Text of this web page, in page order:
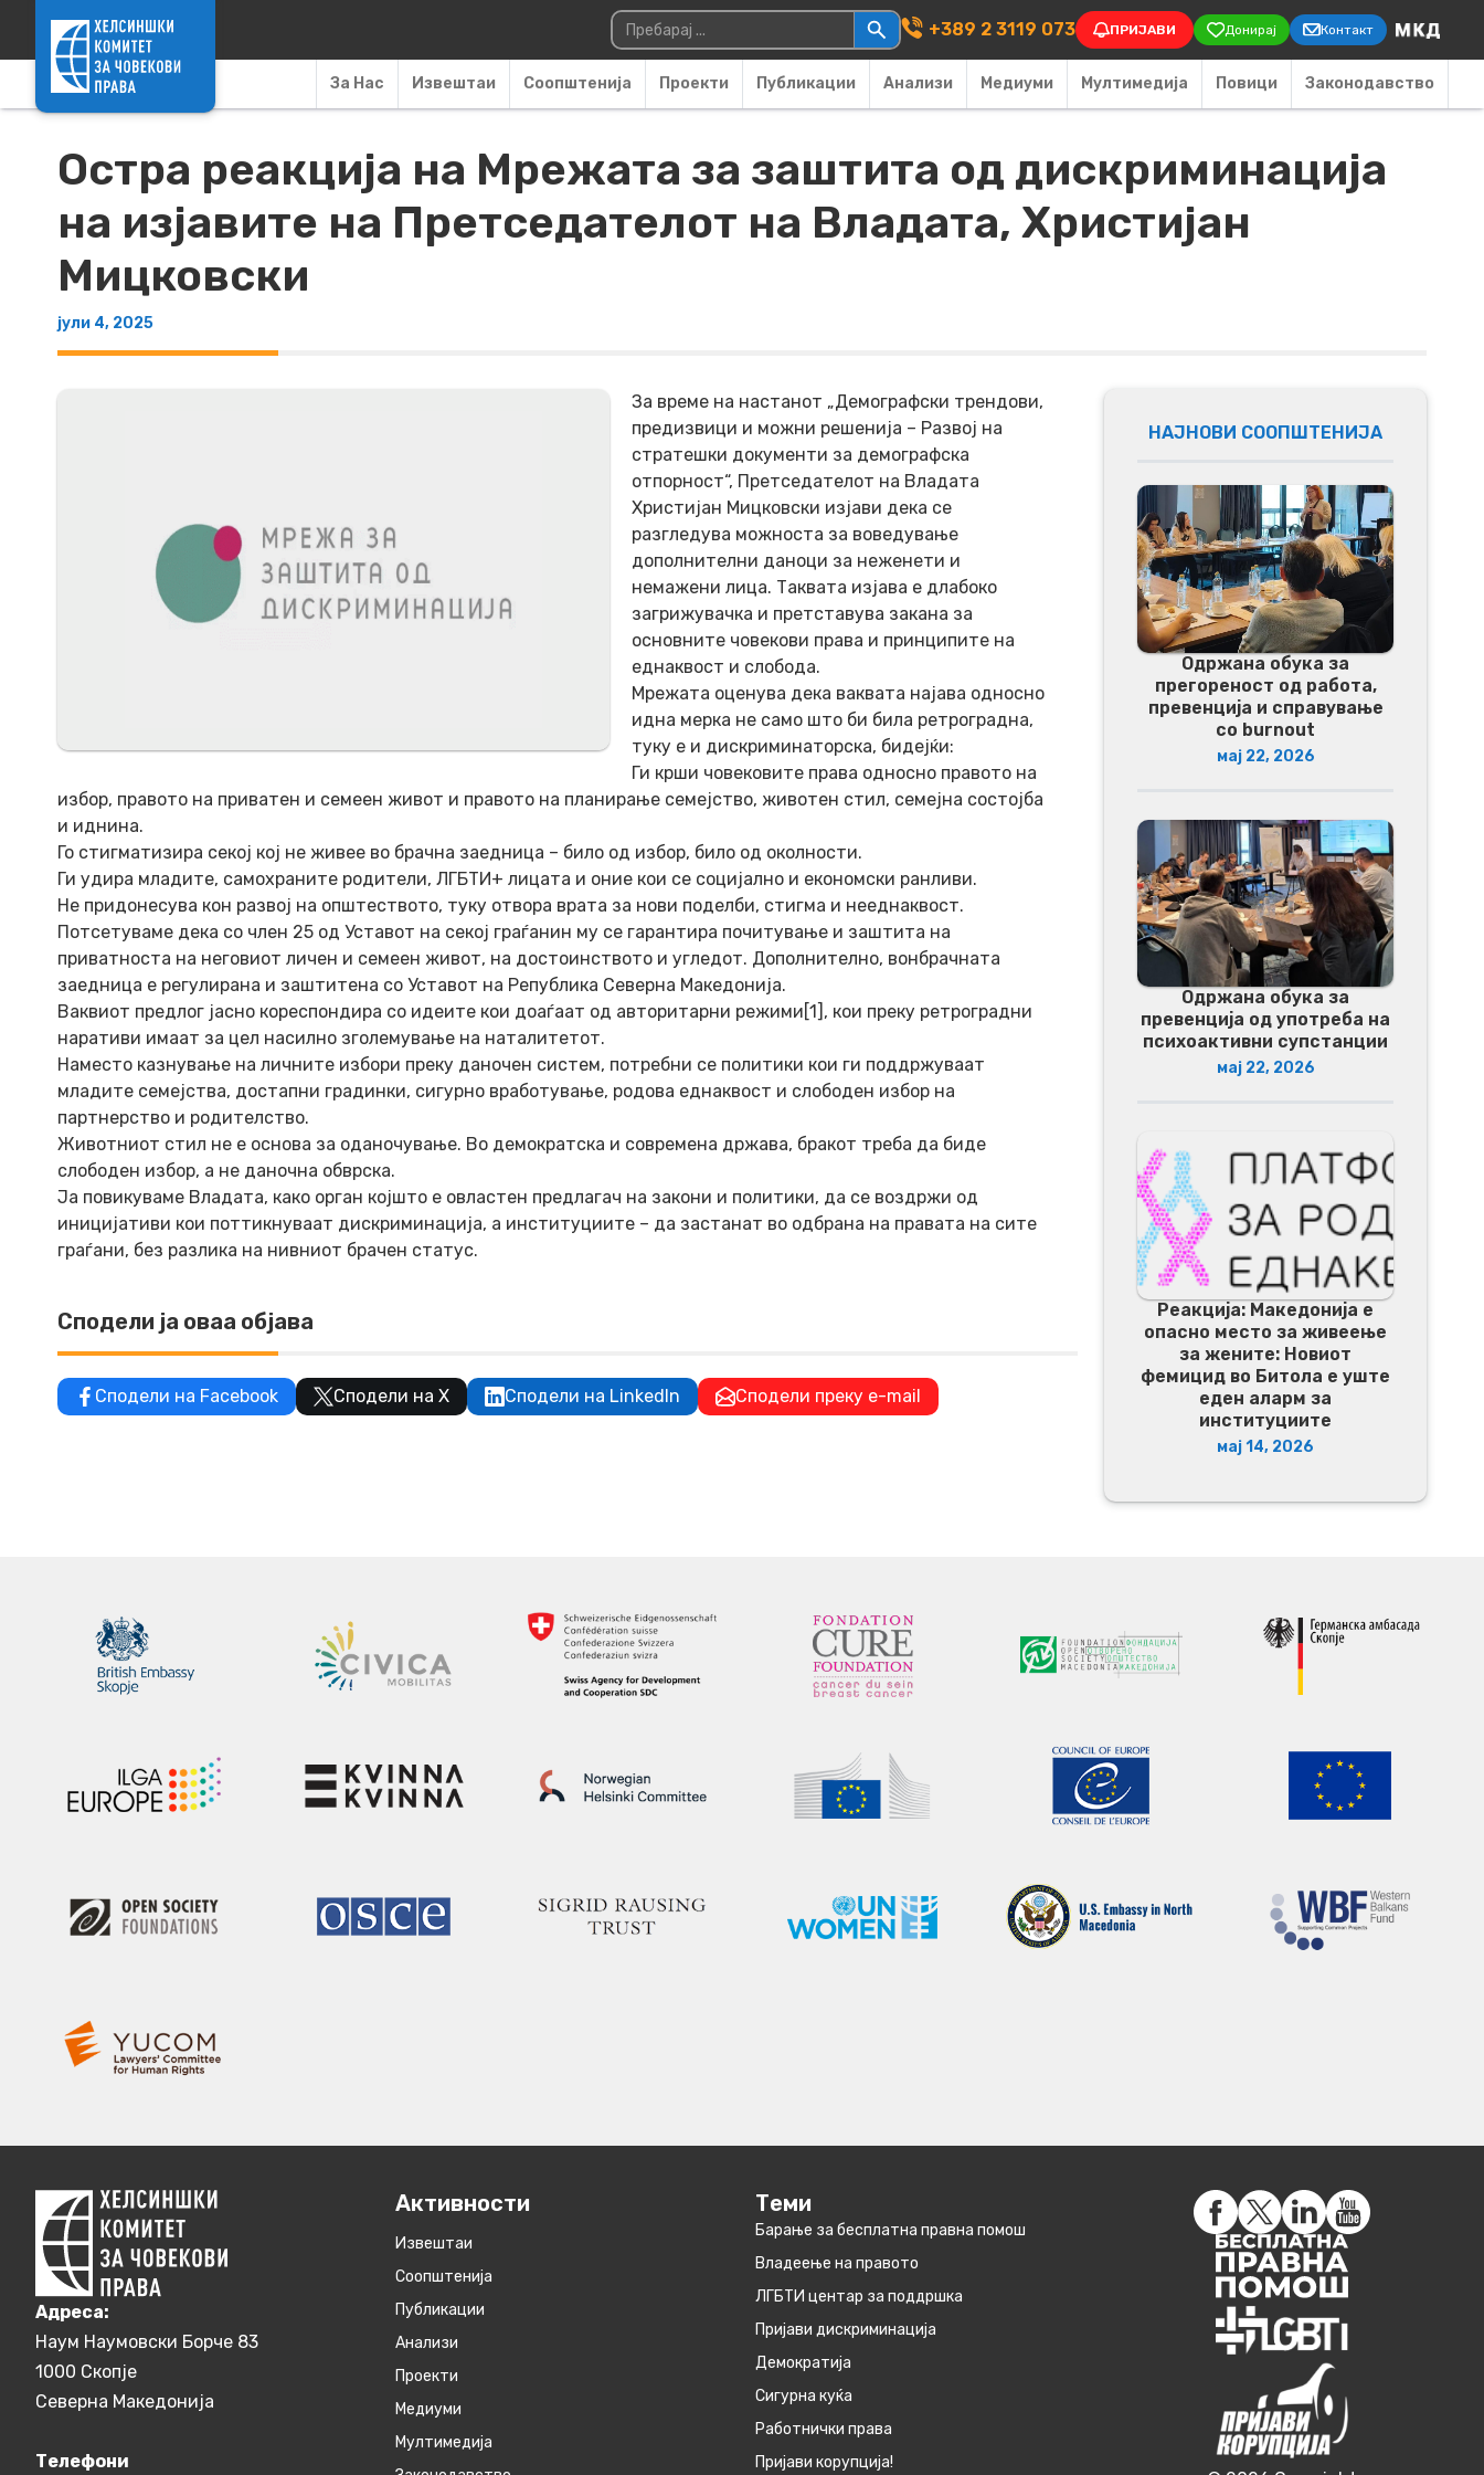
Main Navigation
Пребарувај за: +389 2 3119 073 ПРИЈАВИ Донирај Контакт
За Нас Извештаи Соопштенија Проекти Публикации Анализи Медиуми Мултимедија Повици Законодавство
Остра реакција на Мрежата за заштита од дискриминација
на изјавите на Претседателот на Владата, Христијан
Мицковски
јули 4, 2025
За време на настанот „Демографски трендови,
предизвици и можни решенија – Развој на
стратешки документи за демографска
отпорност“, Претседателот на Владата
Христијан Мицковски изјави дека се
разгледува можноста за воведување
дополнителни даноци за неженети и
немажени лица. Таквата изјава е длабоко
загрижувачка и претставува закана за
основните човекови права и принципите на
еднаквост и слобода.
Мрежата оценува дека ваквата најава односно
идна мерка не само што би била ретроградна,
туку е и дискриминаторска, бидејќи:
Ги крши човековите права односно правото на
избор, правото на приватен и семеен живот и правото на планирање семејство, животен стил, семејна состојба
и иднина.
Го стигматизира секој кој не живее во брачна заедница – било од избор, било од околности.
Ги удира младите, самохраните родители, ЛГБТИ+ лицата и оние кои се социјално и економски ранливи.
Не придонесува кон развој на општеството, туку отвора врата за нови поделби, стигма и нееднаквост.
Потсетуваме дека со член 25 од Уставот на секој граѓанин му се гарантира почитување и заштита на
приватноста на неговиот личен и семеен живот, на достоинството и угледот. Дополнително, вонбрачната
заедница е регулирана и заштитена со Уставот на Република Северна Македонија.
Ваквиот предлог јасно кореспондира со идеите кои доаѓаат од авторитарни режими[1], кои преку ретроградни
наративи имаат за цел насилно зголемување на наталитетот.
Наместо казнување на личните избори преку даночен систем, потребни се политики кои ги поддржуваат
младите семејства, достапни градинки, сигурно вработување, родова еднаквост и слободен избор на
партнерство и родителство.
Животниот стил не е основа за оданочување. Во демократска и современа држава, бракот треба да биде
слободен избор, а не даночна обврска.
Ја повикуваме Владата, како орган којшто е овластен предлагач на закони и политики, да се воздржи од
иницијативи кои поттикнуваат дискриминација, а институциите – да застанат во одбрана на правата на сите
граѓани, без разлика на нивниот брачен статус.
Сподели ја оваа објава
Сподели на Facebook Сподели на X Сподели на LinkedIn Сподели преку e-mail
НАЈНОВИ СООПШТЕНИЈА
Одржана обука за
прегореност од работа,
превенција и справување
со burnout
мај 22, 2026
Одржана обука за
превенција од употреба на
психоактивни супстанции
мај 22, 2026
Реакција: Македонија е
опасно место за живеење
за жените: Новиот
фемицид во Битола е уште
еден аларм за
институциите
мај 14, 2026
Aдреса:
Наум Наумовски Борче 83
1000 Скопје
Северна Македонија
Телефони
Активности
Извештаи
Соопштенија
Публикации
Анализи
Проекти
Медиуми
Мултимедија
Теми
Барање за бесплатна правна помош
Владеење на правото
ЛГБТИ центар за поддршка
Пријави дискриминација
Демократија
Сигурна куќа
Работнички права
Пријави корупција!